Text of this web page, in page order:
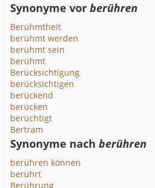
Synonyme vorberühren
Berühmtheit
berühmt werden
berühmt sein
berühmt
Berücksichtigung
berücksichtigen
berückend
berücken
berüchtigt
Bertram
Synonyme nachberühren
berühren können
berührt
Berührung